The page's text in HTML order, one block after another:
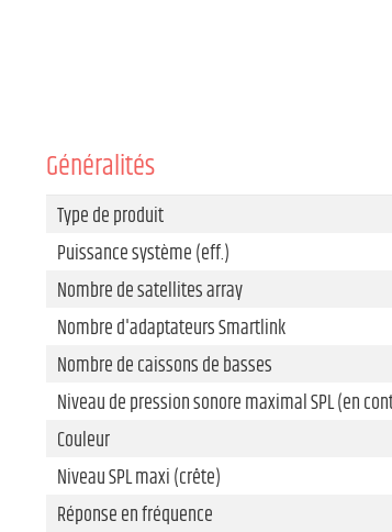
Généralités
Type de produit
Puissance système (eff.)
Nombre de satellites array
Nombre d'adaptateurs Smartlink
Nombre de caissons de basses
Niveau de pression sonore maximal SPL (en
Couleur
Niveau SPL maxi (crête)
Réponse en fréquence